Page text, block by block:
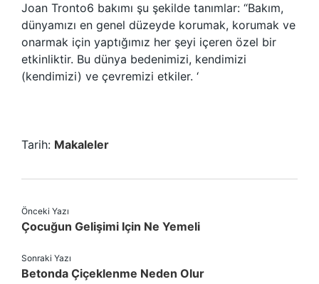
Joan Tronto6 bakımı şu şekilde tanımlar: “Bakım,
dünyamızı en genel düzeyde korumak, korumak ve
onarmak için yaptığımız her şeyi içeren özel bir
etkinliktir. Bu dünya bedenimizi, kendimizi
(kendimizi) ve çevremizi etkiler. ‘
Tarih: Makaleler
Önceki Yazı
Çocuğun Gelişimi Için Ne Yemeli
Sonraki Yazı
Betonda Çiçeklenme Neden Olur